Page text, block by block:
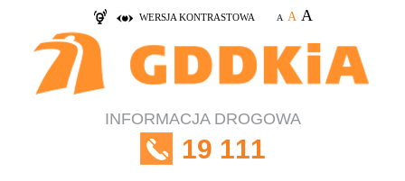
WERSJA KONTRASTOWA A A A
INFORMACJA DROGOWA
19 111